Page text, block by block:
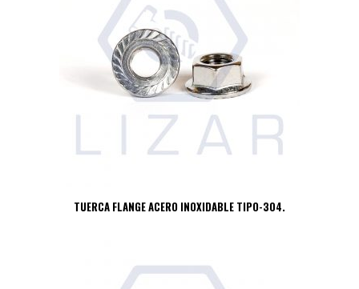
TUERCA FLANGE ACERO INOXIDABLE TIPO-304.